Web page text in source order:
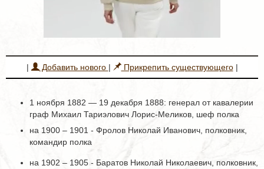
| Добавить нового | Прикрепить существующего|
1 ноября 1882 — 19 декабря 1888: генерал от кавалерии
граф Михаил Тариэлович Лорис-Меликов, шеф полка
на 1900 – 1901 - Фролов Николай Иванович, полковник,
командир полка
на 1902 – 1905 - Баратов Николай Николаевич, полковник,